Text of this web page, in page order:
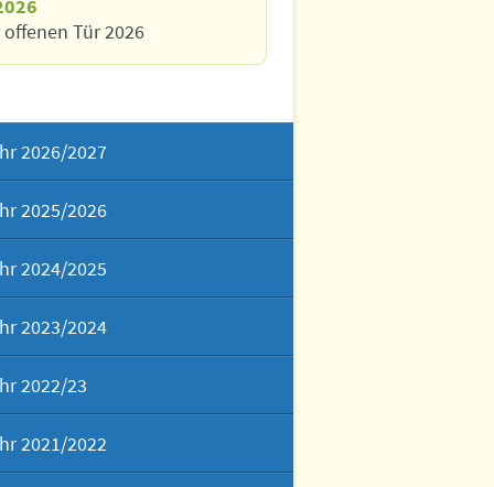
offenen Tür 2026
2026/2027
2025/2026
2024/2025
2023/2024
2022/23
2021/2022